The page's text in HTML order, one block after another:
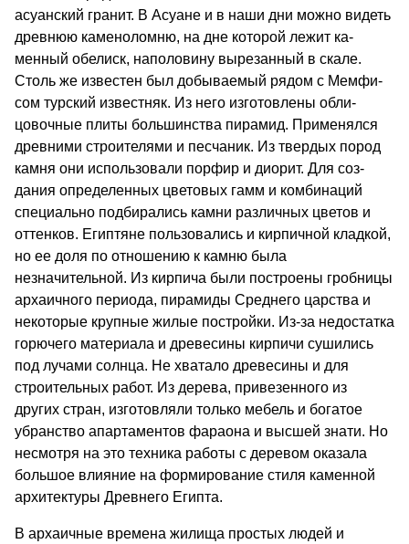
асуанский гранит. В Асуане и в наши дни можно видеть
древнюю каменоломню, на дне которой лежит ка­
менный обелиск, наполовину вырезанный в скале.
Столь же известен был добываемый рядом с Мемфи­
сом турский известняк. Из него изготовлены обли­
цовочные плиты большинства пирамид. Применялся
древними строителями и песчаник. Из твердых пород
камня они использовали порфир и диорит. Для соз­
дания определенных цветовых гамм и комбинаций
специально подбирались камни различных цветов и
оттенков. Египтяне пользовались и кирпичной кладкой,
но ее доля по отношению к камню была
незначительной. Из кирпича были построены гробницы
архаичного периода, пирамиды Среднего цар­ства и
некоторые крупные жилые постройки. Из-за недостатка
горючего материала и древесины кирпи­чи сушились
под лучами солнца. Не хватало древе­сины и для
строительных работ. Из дерева, приве­зенного из
других стран, изготовляли только мебель и богатое
убранство апартаментов фараона и выс­шей знати. Но
несмотря на это техника работы с деревом оказала
большое влияние на формирование стиля каменной
архитектуры Древнего Египта.
В архаичные времена жилища простых людей и